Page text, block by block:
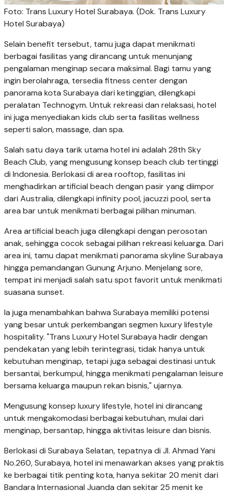
Foto: Trans Luxury Hotel Surabaya. (Dok. Trans Luxury
Hotel Surabaya)
Selain benefit tersebut, tamu juga dapat menikmati
berbagai fasilitas yang dirancang untuk menunjang
pengalaman menginap secara maksimal. Bagi tamu yang
ingin berolahraga, tersedia fitness center dengan
panorama kota Surabaya dari ketinggian, dilengkapi
peralatan Technogym. Untuk rekreasi dan relaksasi, hotel
ini juga menyediakan kids club serta fasilitas wellness
seperti salon, massage, dan spa.
Salah satu daya tarik utama hotel ini adalah 28th Sky
Beach Club, yang mengusung konsep beach club tertinggi
di Indonesia. Berlokasi di area rooftop, fasilitas ini
menghadirkan artificial beach dengan pasir yang diimpor
dari Australia, dilengkapi infinity pool, jacuzzi pool, serta
area bar untuk menikmati berbagai pilihan minuman.
Area artificial beach juga dilengkapi dengan perosotan
anak, sehingga cocok sebagai pilihan rekreasi keluarga. Dari
area ini, tamu dapat menikmati panorama skyline Surabaya
hingga pemandangan Gunung Arjuno. Menjelang sore,
tempat ini menjadi salah satu spot favorit untuk menikmati
suasana sunset.
Ia juga menambahkan bahwa Surabaya memiliki potensi
yang besar untuk perkembangan segmen luxury lifestyle
hospitality. "Trans Luxury Hotel Surabaya hadir dengan
pendekatan yang lebih terintegrasi, tidak hanya untuk
kebutuhan menginap, tetapi juga sebagai destinasi untuk
bersantai, berkumpul, hingga menikmati pengalaman leisure
bersama keluarga maupun rekan bisnis," ujarnya.
Mengusung konsep luxury lifestyle, hotel ini dirancang
untuk mengakomodasi berbagai kebutuhan, mulai dari
menginap, bersantap, hingga aktivitas leisure dan bisnis.
Berlokasi di Surabaya Selatan, tepatnya di Jl. Ahmad Yani
No.260, Surabaya, hotel ini menawarkan akses yang praktis
ke berbagai titik penting kota, hanya sekitar 20 menit dari
Bandara Internasional Juanda dan sekitar 25 menit ke